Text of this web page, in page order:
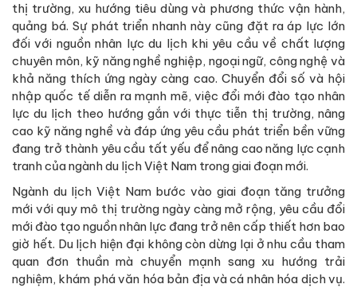
thị trường, xu hướng tiêu dùng và phương thức vận hành,
quảng bá. Sự phát triển nhanh này cũng đặt ra áp lực lớn
đối với nguồn nhân lực du lịch khi yêu cầu về chất lượng
chuyên môn, kỹ năng nghề nghiệp, ngoại ngữ, công nghệ và
khả năng thích ứng ngày càng cao. Chuyển đổi số và hội
nhập quốc tế diễn ra mạnh mẽ, việc đổi mới đào tạo nhân
lực du lịch theo hướng gắn với thực tiễn thị trường, nâng
cao kỹ năng nghề và đáp ứng yêu cầu phát triển bền vững
đang trở thành yêu cầu tất yếu để nâng cao năng lực cạnh
tranh của ngành du lịch Việt Nam trong giai đoạn mới.
Ngành du lịch Việt Nam bước vào giai đoạn tăng trưởng
mới với quy mô thị trường ngày càng mở rộng, yêu cầu đổi
mới đào tạo nguồn nhân lực đang trở nên cấp thiết hơn bao
giờ hết. Du lịch hiện đại không còn dừng lại ở nhu cầu tham
quan đơn thuần mà chuyển mạnh sang xu hướng trải
nghiệm, khám phá văn hóa bản địa và cá nhân hóa dịch vụ.